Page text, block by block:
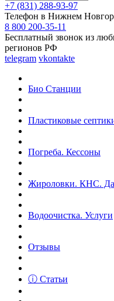
+7 (831) 288-93-97
Телефон в Нижнем
8 800 200-35-11
Бесплатный звонок из
регионов РФ
telegram vkontakte
Био Станции
Пластиковые
Погреба. Кессоны
Жироловки. КНС.
Водоочистка. Услуги
Отзывы
ⓘ Статьи